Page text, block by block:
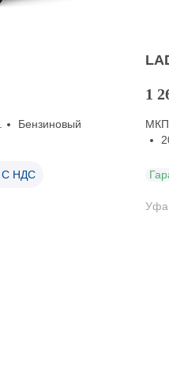
Бензиновый
С НДС
1
Уфа